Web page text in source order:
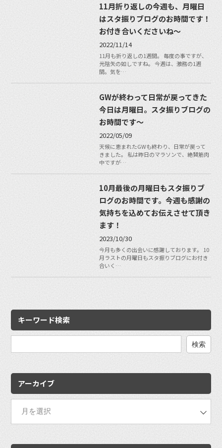
11月折り返しの今週も、月曜日
はスタ振りブログのお時間です！
お付き合いくださいね〜
2022/11/14
11月も折り返しの1週間。 毎度の事ですが、
光陰矢の如しですね。 今週は、激務の1週
間。気を…
GWが終わって日常が戻ってきた
今日は月曜日。スタ振りブログの
お時間です〜
2022/05/09
天候に恵まれたGWも終わり、日常が戻って
きました。 私は昨日のマラソンで、絶賛筋肉
中ですが…
10月最後の月曜日もスタ振りブ
ログのお時間です。今週も感謝の
気持ちを込めてお伝えさせて頂き
ます！
2023/10/30
今月も多くの出会いに感謝しております。 10
月ラストの月曜日もスタ振りブログにお付き
合いく…
キーワード検索
アーカイブ